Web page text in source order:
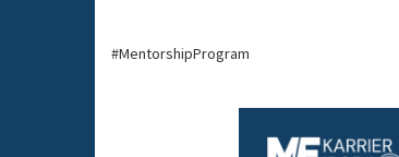
#MentorshipProgram